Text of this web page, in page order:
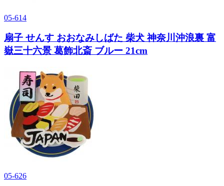
05-614
扇子 せんす おおなみしばた 柴犬 神奈川沖浪裏 富
嶽三十六景 葛飾北斎 ブルー 21cm
05-626